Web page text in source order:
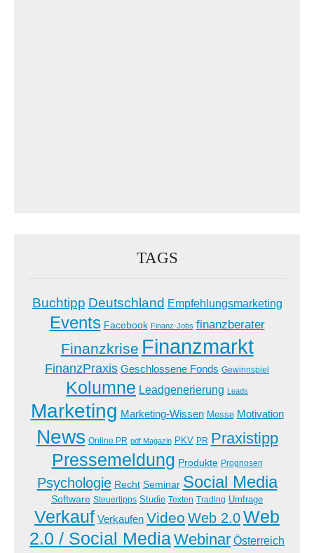
TAGS
Buchtipp Deutschland Empfehlungsmarketing
Events Facebook Finanz-Jobs finanzberater
Finanzkrise Finanzmarkt
FinanzPraxis Geschlossene Fonds Gewinnspiel
Kolumne Leadgenerierung Leads
Marketing Marketing-Wissen Messe Motivation
News Online PR pdf Magazin PKV PR Praxistipp
Pressemeldung Produkte Prognosen
Psychologie Recht Seminar Social Media
Software Steuertipps Studie Texten Trading Umfrage
Verkauf Verkaufen Video Web 2.0Web
2.0 / Social MediaWebinar Österreich